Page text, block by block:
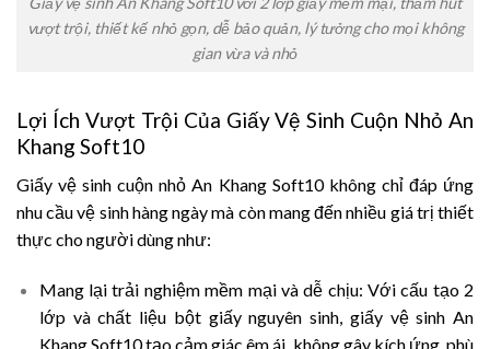
vượt trội, thiết kế nhỏ gọn, dễ bảo quản, lý tưởng cho mọi không
gian vừa và nhỏ
Lợi Ích Vượt Trội Của Giấy Vệ Sinh Cuộn Nhỏ An
Khang Soft10
Giấy vệ sinh cuộn nhỏ An Khang Soft10 không chỉ đáp ứng
nhu cầu vệ sinh hàng ngày mà còn mang đến nhiều giá trị thiết
thực cho người dùng như:
Mang lại trải nghiệm mềm mại và dễ chịu: Với cấu tạo 2
lớp và chất liệu bột giấy nguyên sinh, giấy vệ sinh An
Khang Soft10 tạo cảm giác êm ái, không gây kích ứng, phù